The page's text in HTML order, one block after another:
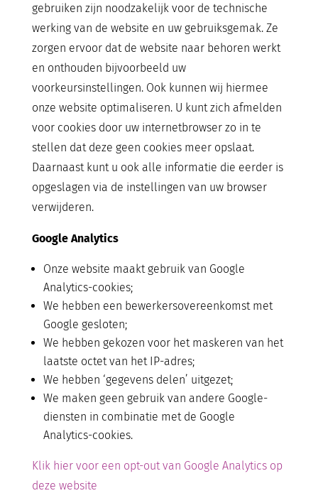
gebruiken zijn noodzakelijk voor de technische
werking van de website en uw gebruiksgemak. Ze
zorgen ervoor dat de website naar behoren werkt
en onthouden bijvoorbeeld uw
voorkeursinstellingen. Ook kunnen wij hiermee
onze website optimaliseren. U kunt zich afmelden
voor cookies door uw internetbrowser zo in te
stellen dat deze geen cookies meer opslaat.
Daarnaast kunt u ook alle informatie die eerder is
opgeslagen via de instellingen van uw browser
verwijderen.
Google Analytics
Onze website maakt gebruik van Google
Analytics-cookies;
We hebben een bewerkersovereenkomst met
Google gesloten;
We hebben gekozen voor het maskeren van het
laatste octet van het IP-adres;
We hebben ‘gegevens delen’ uitgezet;
We maken geen gebruik van andere Google-
diensten in combinatie met de Google
Analytics-cookies.
Klik hier voor een opt-out van Google Analytics op
deze website